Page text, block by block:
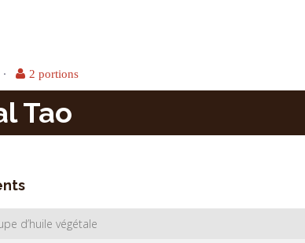
2 portions
Tao
d’huile végétale